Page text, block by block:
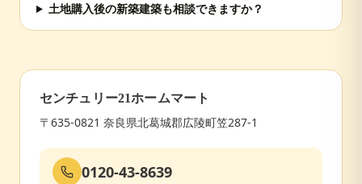
土地購入後の新築建築も相談できますか？
センチュリー21ホームマート
〒635-0821 奈良県北葛城郡広陵町笠287-1
0120-43-8639